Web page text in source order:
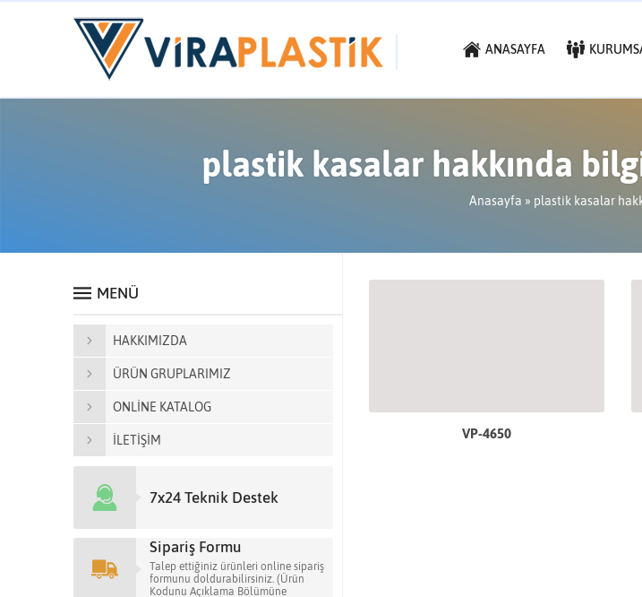
ANASAYFA
plastik kasalar hakkında
Anasayfa » plastik kasalar
VP-4650
MENÜ
HAKKIMIZDA
ÜRÜN GRUPLARIMIZ
ONLİNE KATALOG
İLETİŞİM
7x24 Teknik Destek
Sipariş Formu
Talep ettiğiniz ürünleri online sipariş
formunu doldurabilirsiniz. (Ürün
Kodunu Açıklama Bölümüne